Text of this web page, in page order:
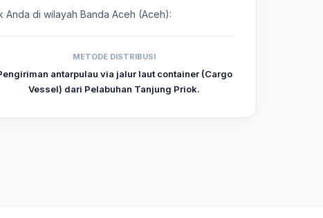
di wilayah Banda Aceh (Aceh):
METODE DISTRIBUSI
antarpulau via jalur laut container (Cargo
Vessel) dari Pelabuhan Tanjung Priok.